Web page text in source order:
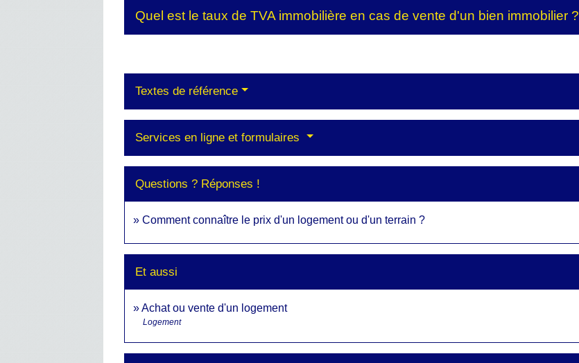
Quel est le taux de TVA immobilière en cas de vente d'un bien immobilier ?
Textes de référence
Services en ligne et formulaires
Questions ? Réponses !
Comment connaître le prix d'un logement ou d'un terrain ?
Et aussi
Achat ou vente d'un logement
Logement